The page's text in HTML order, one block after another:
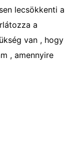
lecsökkenti a
a
van , hogy
, amennyire